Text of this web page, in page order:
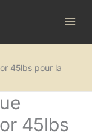
45lbs pour la
45lbs